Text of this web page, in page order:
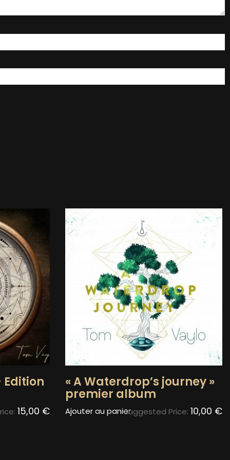
15,00 €
« A Waterdrop’s journey »
premier album
Ajouter au panierSuggested Price: 10,00 €